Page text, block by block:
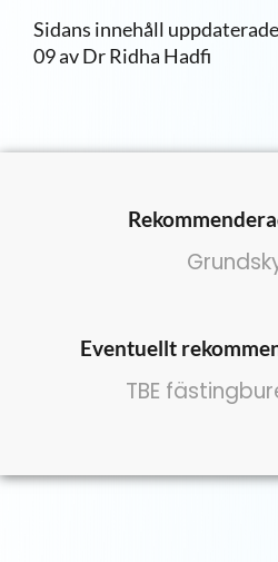
Sidans innehåll
09av Dr Ridha Hadfi
Eventuellt
TBE